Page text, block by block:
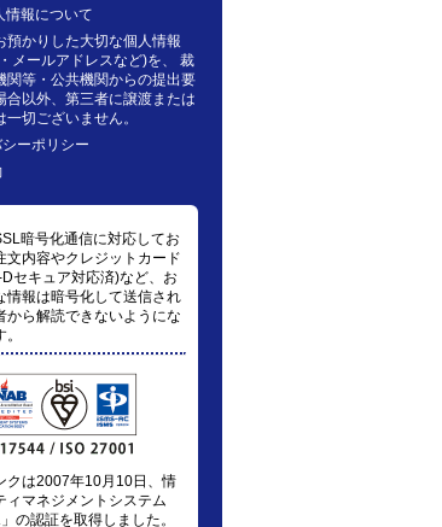
情報について
預かりした大切な個人情報
メールアドレスなど)を、 裁
関等・公共機関からの提出要
合以外、第三者に譲渡または
切ございません。
ーポリシー
暗号化通信に対応してお
文内容やクレジットカード
セキュア対応済)など、お
情報は暗号化して送信され
から解読できないようにな
クは2007年10月10日、情
ィマネジメントシステム
の認証を取得しました。